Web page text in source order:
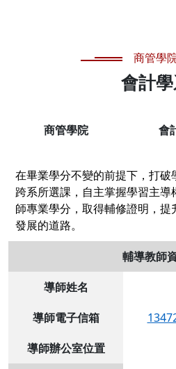
商管學
會計
商管學院 會
在畢業學分不變的前提下，打破
跨系所選課，自主掌握學習主
師專業學分，取得輔修證明，
發展的道路。
輔導教師
導師姓名
導師電子信箱
導師辦公室位置